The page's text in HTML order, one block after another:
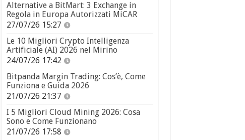
Alternative a BitMart: 3 Exchange in
Regola in Europa Autorizzati MiCAR
27/07/26 15:27
Le 10 Migliori Crypto Intelligenza
Artificiale (AI) 2026 nel Mirino
24/07/26 17:42
Bitpanda Margin Trading: Cos’è, Come
Funziona e Guida 2026
21/07/26 21:37
I 5 Migliori Cloud Mining 2026: Cosa
Sono e Come Funzionano
21/07/26 17:58